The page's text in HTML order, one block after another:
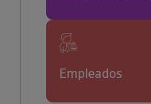
Empleados